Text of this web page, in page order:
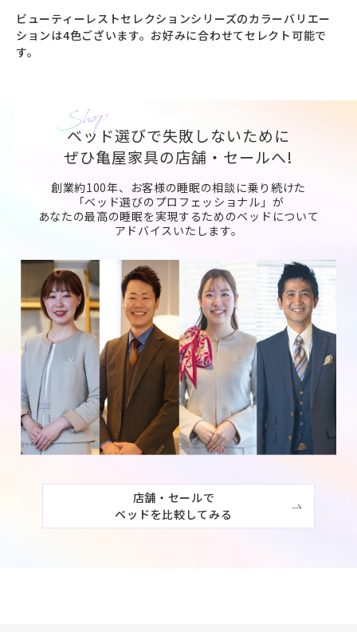
ビューティーレストセレクションシリーズのカラーバリエー
ションは4色ございます。お好みに合わせてセレクト可能で
す。
ベッド選びで失敗しないために
ぜひ亀屋家具の店舗・セールへ!
創業約100年、お客様の睡眠の相談に乗り続けた
「ベッド選びのプロフェッショナル」が
あなたの最高の睡眠を実現するためのベッドについて
アドバイスいたします。
店舗・セールで
ベッドを比較してみる